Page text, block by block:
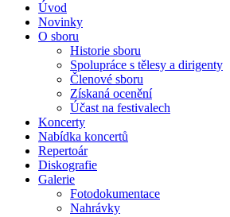
Úvod
Novinky
O sboru
Historie sboru
Spolupráce s tělesy a dirigenty
Členové sboru
Získaná ocenění
Účast na festivalech
Koncerty
Nabídka koncertů
Repertoár
Diskografie
Galerie
Fotodokumentace
Nahrávky